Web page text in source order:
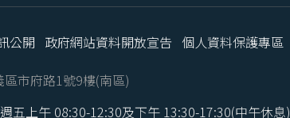
公開 政府網站資料開放宣告 個人資料保護專區
市府路1號9樓(南區)
五上午 08:30-12:30及下午 13:30-17:30(中午休息)